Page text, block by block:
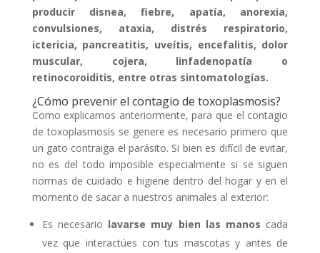
producir disnea, fiebre, apatía, anorexia,
convulsiones, ataxia, distrés respiratorio,
ictericia, pancreatitis, uveítis, encefalitis, dolor
muscular, cojera, linfadenopatía o
retinocoroiditis, entre otras sintomatologías.
¿Cómo prevenir el contagio de toxoplasmosis?
Como explicamos anteriormente, para que el contagio
de toxoplasmosis se genere es necesario primero que
un gato contraiga el parásito. Si bien es difícil de evitar,
no es del todo imposible especialmente si se siguen
normas de cuidado e higiene dentro del hogar y en el
momento de sacar a nuestros animales al exterior:
Es necesario lavarse muy bien las manos cada
vez que interactúes con tus mascotas y antes de